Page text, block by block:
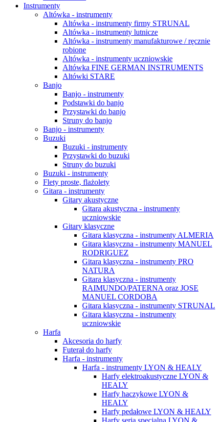
Instrumenty
Altówka - instrumenty
Altówka - instrumenty firmy STRUNAL
Altówka - instrumenty lutnicze
Altówka - instrumenty manufakturowe / ręcznie
robione
Altówka - instrumenty uczniowskie
Altówka FINE GERMAN INSTRUMENTS
Altówki STARE
Banjo
Banjo - instrumenty
Podstawki do banjo
Przystawki do banjo
Struny do banjo
Banjo - instrumenty
Buzuki
Buzuki - instrumenty
Przystawki do buzuki
Struny do buzuki
Buzuki - instrumenty
Flety proste, flażolety
Gitara - instrumenty
Gitary akustyczne
Gitara akustyczna - instrumenty
uczniowskie
Gitary klasyczne
Gitara klasyczna - instrumenty ALMERIA
Gitara klasyczna - instrumenty MANUEL
RODRIGUEZ
Gitara klasyczna - instrumenty PRO
NATURA
Gitara klasyczna - instrumenty
RAIMUNDO/PATERNA oraz JOSE
MANUEL CORDOBA
Gitara klasyczna - instrumenty STRUNAL
Gitara klasyczna - instrumenty
uczniowskie
Harfa
Akcesoria do harfy
Futerał do harfy
Harfa - instrumenty
Harfa - instrumenty LYON & HEALY
Harfy elektroakustyczne LYON &
HEALY
Harfy haczykowe LYON &
HEALY
Harfy pedałowe LYON & HEALY
Harfy seria specjalna LYON &